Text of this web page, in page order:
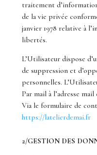
traitement
de la vie privée
janvier 1978 relative à
libertés.
L’Utilisateur dispose
de suppression et
personnelles.
Par mail à l’adresse
Via le formulaire de
https://latelierdemai.fr
2/GESTION DES